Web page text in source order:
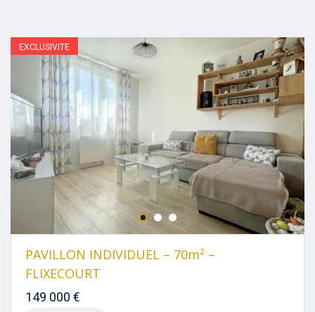
EXCLUSIVITE
PAVILLON INDIVIDUEL – 70m² –
FLIXECOURT
149 000 €